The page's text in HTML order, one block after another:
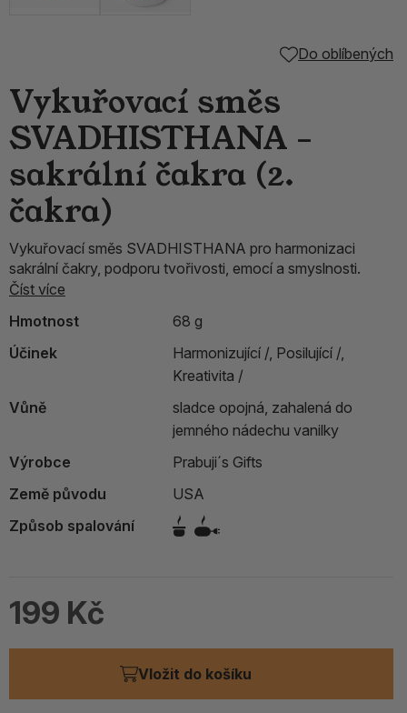
Do oblíbených
Vykuřovací směs
SVADHISTHANA –
sakrální čakra (2.
čakra)
Vykuřovací směs SVADHISTHANA pro harmonizaci
sakrální čakry, podporu tvořivosti, emocí a smyslnosti.
Číst více
Hmotnost
68 g
Účinek
Harmonizující /, Posilující /,
Kreativita /
Vůně
sladce opojná, zahalená do
jemného nádechu vanilky
Výrobce
Prabuji´s Gifts
Země původu
USA
Způsob spalování
199 Kč
Vložit do košíku